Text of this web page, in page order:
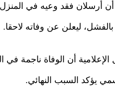
أرسلان فقد وعيه في
ليعلن عن وفاته لاحقا.
أن الوفاة ناجمة في
يؤكد السبب النهائي.